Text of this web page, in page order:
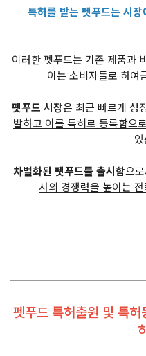
특허를 받는 펫푸드는 시
이러한 펫푸드는 기존 제품과
이는 소비자들로 하여
펫푸드 시장은 최근 빠르게 성
발하고 이를 특허로 등록함으
차별화된 펫푸드를 출시함으
서의 경쟁력을 높이는 전
펫푸드 특허출원 및 특